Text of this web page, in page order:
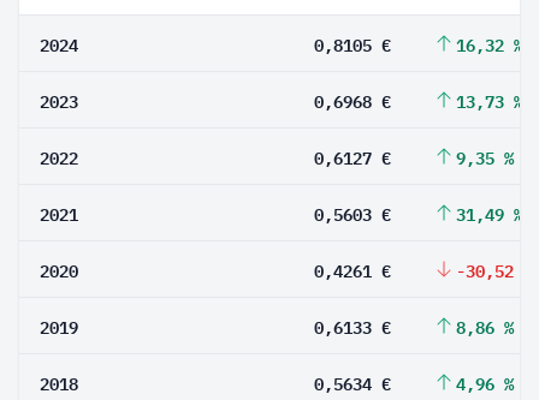
2024 0,8105 € 16,32 %
2023 0,6968 € 13,73 %
2022 0,6127 € 9,35 %
2021 0,5603 € 31,49 %
2020 0,4261 € -30,52 %
2019 0,6133 € 8,86 %
2018 0,5634 € 4,96 %